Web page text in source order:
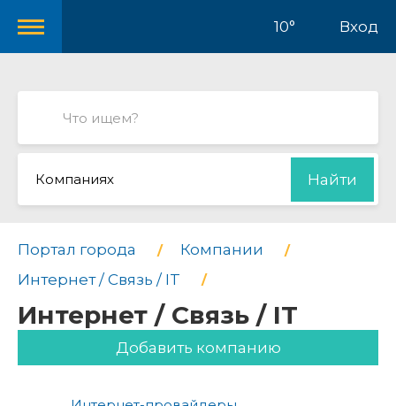
10° Вход
Компаниях Найти
Портал города
Компании
Интернет / Связь / IT
Интернет / Связь / IT
Добавить компанию